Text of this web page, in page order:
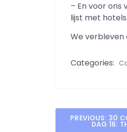
– En voor ons
lijst met
We verbleven
Categories:
Post
PREVIOUS: 30
DAG 16: